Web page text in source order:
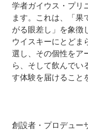
学者ガイウス・プリ
ます。これは、「果
がる眼差し」を象徴
ウイスキーにとどま
選し、その個性をア
ら、そして飲んでい
す体験を届けること
創設者・プロデュー